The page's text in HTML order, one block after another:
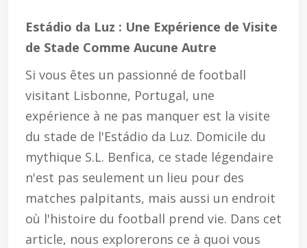
Estádio da Luz : Une Expérience de Visite
de Stade Comme Aucune Autre
Si vous êtes un passionné de football
visitant Lisbonne, Portugal, une
expérience à ne pas manquer est la visite
du stade de l'Estádio da Luz. Domicile du
mythique S.L. Benfica, ce stade légendaire
n'est pas seulement un lieu pour des
matches palpitants, mais aussi un endroit
où l'histoire du football prend vie. Dans cet
article, nous explorerons ce à quoi vous